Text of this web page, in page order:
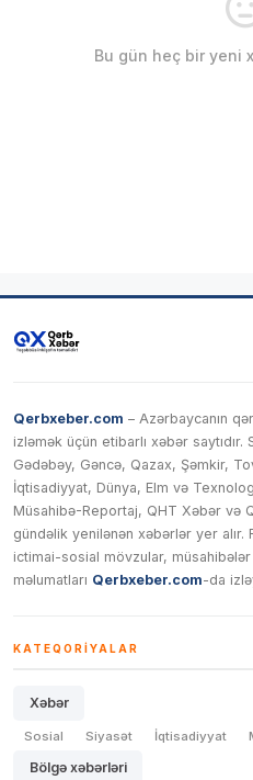
Bu gün heç bir yeni
Qerbxeber.com – Azərbaycanın
izləmək üçün etibarlı xəbər saytıdır.
Gədəbəy, Gəncə, Qazax, Şəmkir,
İqtisadiyyat, Dünya, Elm və
Müsahibə-Reportaj, QHT Xəbər və
gündəlik yenilənən xəbərlər yer
ictimai-sosial mövzular,
məlumatları Qerbxeber.com-da
KATEQORIYALAR
Xəbər
Sosial Siyasət İqtisadiyyat
Bölgə xəbərləri